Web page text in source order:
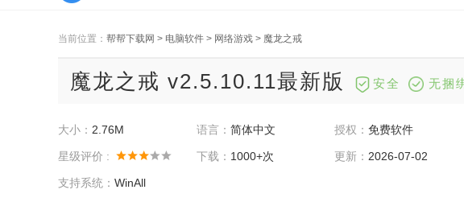
当前位置： 帮帮下载网 > 电脑软件 > 网络游戏 > 魔龙之戒
魔龙之戒 v2.5.10.11最新版 安全 无捆
大小： 2.76M 语言： 简体中文 授权：免费软件
星级评价 : 下载： 1000+次 更新： 2026-07-02
支持系统： WinAll